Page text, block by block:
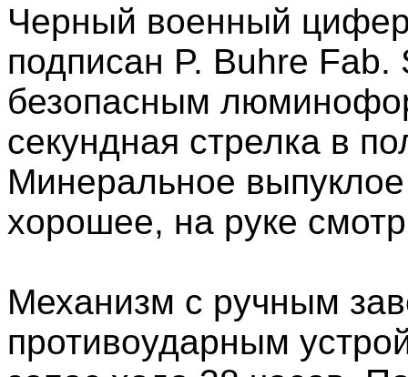
Черный военный
подписан P. Buhre Fab.
безопасным
секундная стрелка в
Минеральное
хорошее, на руке
Механизм с ручным
противоударным